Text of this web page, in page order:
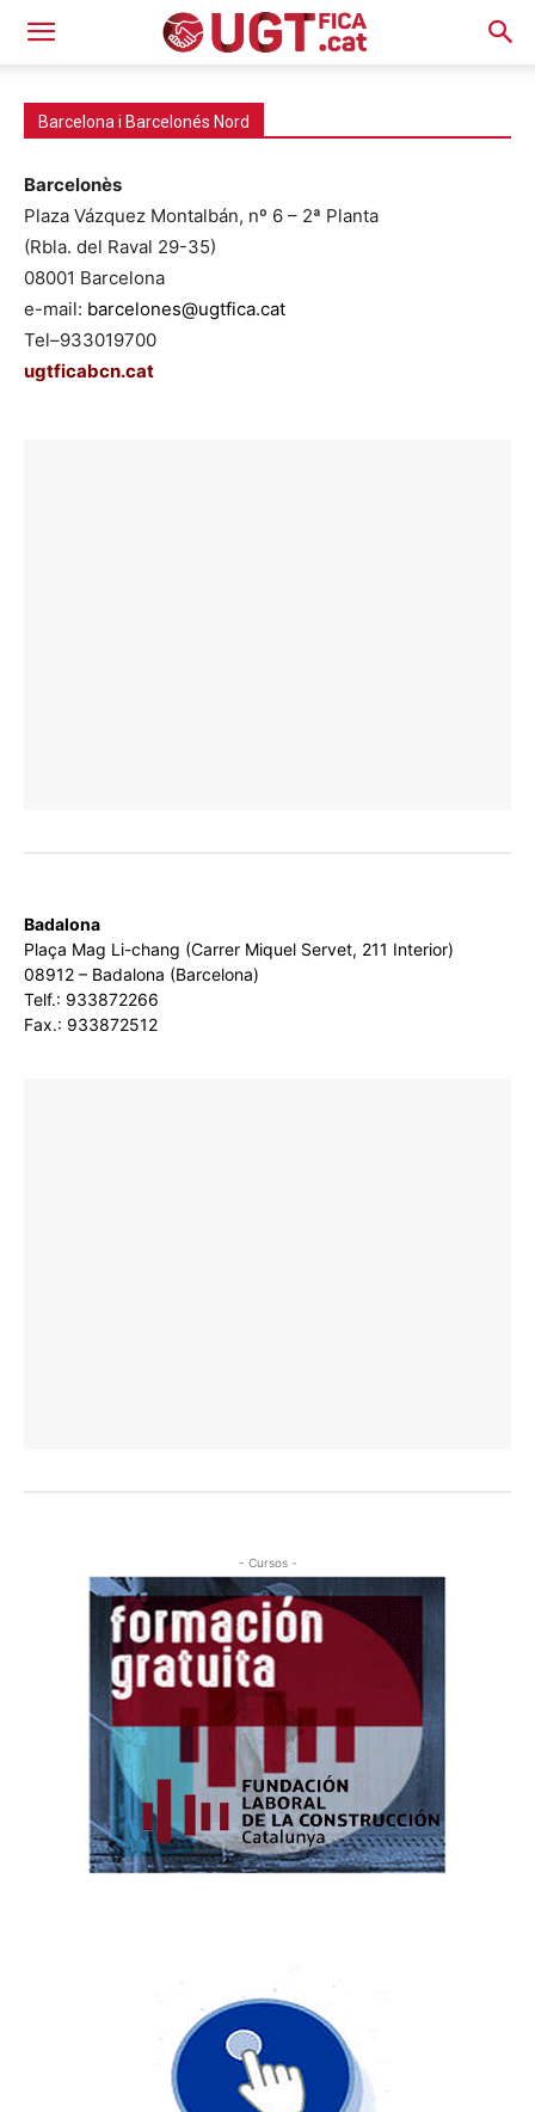
Barcelona i Barcelonés Nord
Barcelonès
Plaza Vázquez Montalbán, nº 6 – 2ª Planta
(Rbla. del Raval 29-35)
08001 Barcelona
e-mail: barcelones@ugtfica.cat
Tel–933019700
ugtficabcn.cat
Badalona
Plaça Mag Li-chang (Carrer Miquel Servet, 211 Interior)
08912 – Badalona (Barcelona)
Telf.: 933872266
Fax.: 933872512
- Cursos -